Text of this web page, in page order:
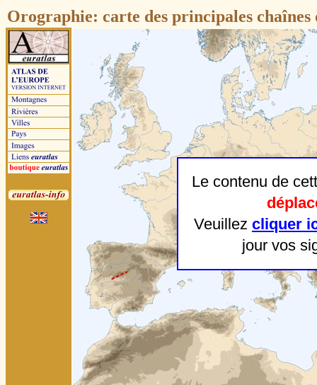
Le contenu de
Veuillez cliquer
jour vos
Orographie: carte des principales chaînes